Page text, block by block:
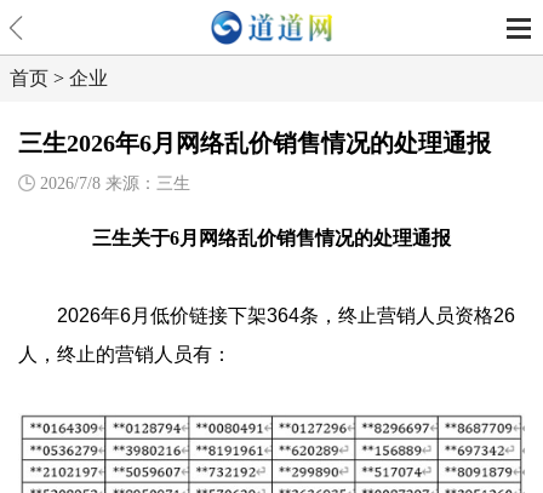
首页 > 企业
三生2026年6月网络乱价销售情况的处理通报
2026/7/8 来源：三生
三生关于6月网络乱价销售情况的处理通报
2026年6月低价链接下架364条，终止营销人员资格26
人，终止的营销人员有：